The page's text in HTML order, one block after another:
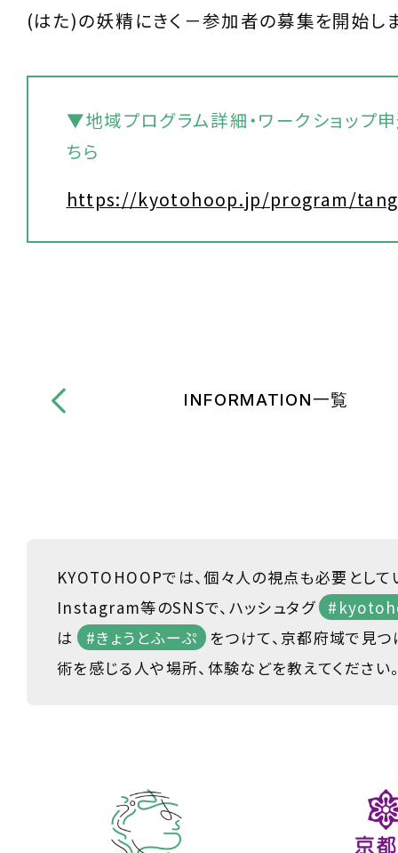
(はた)の妖精にきく－参加者の募集を開始し
▼地域プログラム詳細・ワークショップ
ちら
https://kyotohoop.jp/program/
INFORMATION一覧
KYOTOHOOPでは、個々人の視点も必要として
Instagram等のSNSで、ハッシュタグ
は
#きょうとふーぷ
をつけて、京都府域で見
術を感じる人や場所、体験などを教えてください